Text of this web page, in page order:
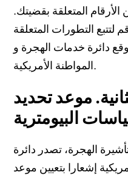
المتعلقة بقضيتك.
لتتبع التطورات المتعلقة
دائرة خدمات الهجرة و
المواطنة الأمريكية.
موعد تحديد
البيومترية
الهجرة، تصدر دائرة
إشعارا بتعيين موعد